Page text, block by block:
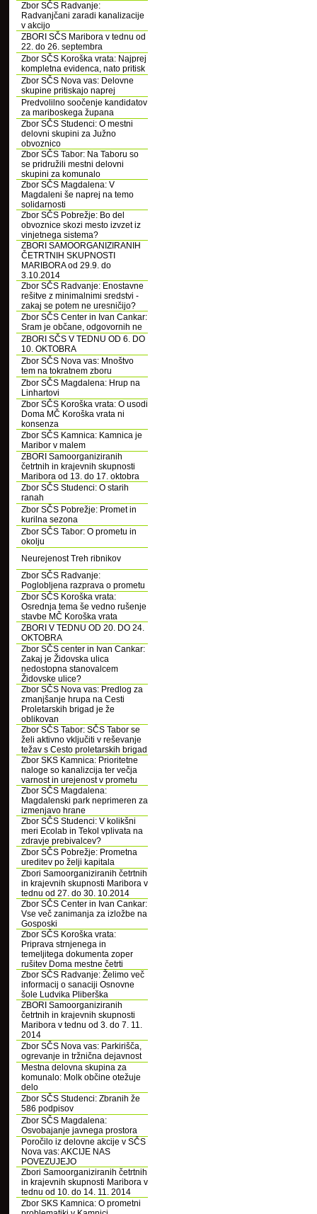
Zbor SČS Radvanje:
Radvanjčani zaradi kanalizacije
v akcijo
ZBORI SČS Maribora v tednu od
22. do 26. septembra
Zbor SČS Koroška vrata: Najprej
kompletna evidenca, nato pritisk
Zbor SČS Nova vas: Delovne
skupine pritiskajo naprej
Predvolilno soočenje kandidatov
za mariboskega župana
Zbor SČS Studenci: O mestni
delovni skupini za Južno
obvoznico
Zbor SČS Tabor: Na Taboru so
se pridružili mestni delovni
skupini za komunalo
Zbor SČS Magdalena: V
Magdaleni še naprej na temo
solidarnosti
Zbor SČS Pobrežje: Bo del
obvoznice skozi mesto izvzet iz
vinjetnega sistema?
ZBORI SAMOORGANIZIRANIH
ČETRTNIH SKUPNOSTI
MARIBORA od 29.9. do
3.10.2014
Zbor SČS Radvanje: Enostavne
rešitve z minimalnimi sredstvi -
zakaj se potem ne uresničijo?
Zbor SČS Center in Ivan Cankar:
Sram je občane, odgovornih ne
ZBORI SČS V TEDNU OD 6. DO
10. OKTOBRA
Zbor SČS Nova vas: Mnoštvo
tem na tokratnem zboru
Zbor SČS Magdalena: Hrup na
Linhartovi
Zbor SČS Koroška vrata: O usodi
Doma MČ Koroška vrata ni
konsenza
Zbor SČS Kamnica: Kamnica je
Maribor v malem
ZBORI Samoorganiziranih
četrtnih in krajevnih skupnosti
Maribora od 13. do 17. oktobra
Zbor SČS Studenci: O starih
ranah
Zbor SČS Pobrežje: Promet in
kurilna sezona
Zbor SČS Tabor: O prometu in
okolju
Neurejenost Treh ribnikov
Zbor SČS Radvanje:
Poglobljena razprava o prometu
Zbor SČS Koroška vrata:
Osrednja tema še vedno rušenje
stavbe MČ Koroška vrata
ZBORI V TEDNU OD 20. DO 24.
OKTOBRA
Zbor SČS center in Ivan Cankar:
Zakaj je Židovska ulica
nedostopna stanovalcem
Židovske ulice?
Zbor SČS Nova vas: Predlog za
zmanjšanje hrupa na Cesti
Proletarskih brigad je že
oblikovan
Zbor SČS Tabor: SČS Tabor se
želi aktivno vključiti v reševanje
težav s Cesto proletarskih brigad
Zbor SKS Kamnica: Prioritetne
naloge so kanalizcija ter večja
varnost in urejenost v prometu
Zbor SČS Magdalena:
Magdalenski park neprimeren za
izmenjavo hrane
Zbor SČS Studenci: V kolikšni
meri Ecolab in Tekol vplivata na
zdravje prebivalcev?
Zbor SČS Pobrežje: Prometna
ureditev po želji kapitala
Zbori Samoorganiziranih četrtnih
in krajevnih skupnosti Maribora v
tednu od 27. do 30. 10.2014
Zbor SČS Center in Ivan Cankar:
Vse več zanimanja za izložbe na
Gosposki
Zbor SČS Koroška vrata:
Priprava strnjenega in
temeljitega dokumenta zoper
rušitev Doma mestne četrti
Zbor SČS Radvanje: Želimo več
informacij o sanaciji Osnovne
šole Ludvika Pliberška
ZBORI Samoorganiziranih
četrtnih in krajevnih skupnosti
Maribora v tednu od 3. do 7. 11.
2014
Zbor SČS Nova vas: Parkirišča,
ogrevanje in tržnična dejavnost
Mestna delovna skupina za
komunalo: Molk občine otežuje
delo
Zbor SČS Studenci: Zbranih že
586 podpisov
Zbor SČS Magdalena:
Osvobajanje javnega prostora
Poročilo iz delovne akcije v SČS
Nova vas: AKCIJE NAS
POVEZUJEJO
Zbori Samoorganiziranih četrtnih
in krajevnih skupnosti Maribora v
tednu od 10. do 14. 11. 2014
Zbor SKS Kamnica: O prometni